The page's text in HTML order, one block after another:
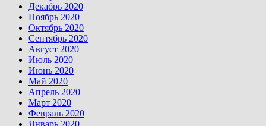
Декабрь 2020
Ноябрь 2020
Октябрь 2020
Сентябрь 2020
Август 2020
Июль 2020
Июнь 2020
Май 2020
Апрель 2020
Март 2020
Февраль 2020
Январь 2020